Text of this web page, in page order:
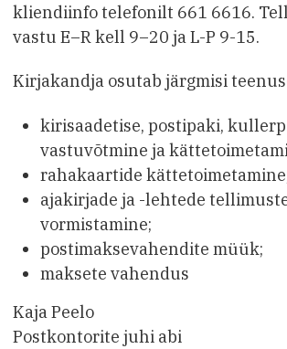
kliendiinfo telefonilt 661 6616.
vastu E–R kell 9–20 ja L-P 9-15.
Kirjakandja osutab järgmisi
kirisaadetise, postipaki,
vastuvõtmine ja
rahakaartide
ajakirjade ja -lehtede
vormistamine;
postimaksevahendite müük;
maksete vahendus
Kaja Peelo
Postkontorite juhi abi